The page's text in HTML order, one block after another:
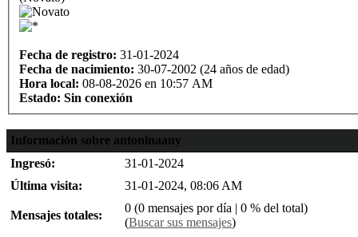
Fecha de registro: 31-01-2024
Fecha de nacimiento: 30-07-2002 (24 años de edad)
Hora local: 08-08-2026 en 10:57 AM
Estado: Sin conexión
Información sobre antoninaany
Ingresó:
31-01-2024
Última visita:
31-01-2024, 08:06 AM
Mensajes totales:
0 (0 mensajes por día | 0 % del total)
(Buscar sus mensajes)